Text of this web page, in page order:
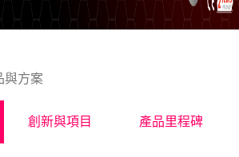
與方案
創新與項目 產品里程碑